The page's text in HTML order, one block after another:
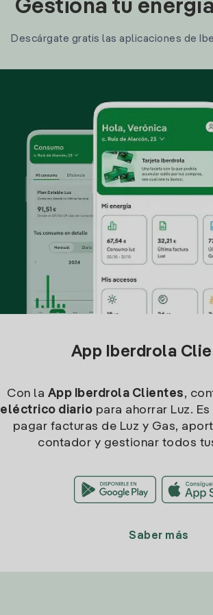
Gestiona tu
Descárgate gratis las aplicaciones de
App Iberdrola
Con la App Iberdrola Clientes,
eléctrico diario para ahorrar Luz.
pagar facturas de Luz y Gas,
contador y gestionar todos
Saber más